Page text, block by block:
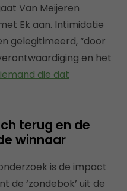
Van Meijeren
Ek aan. Intimidatie
gelegitimeerd, “door
en het
die dat
terug en de
winnaar
is de impact
de ‘zondebok’ uit de